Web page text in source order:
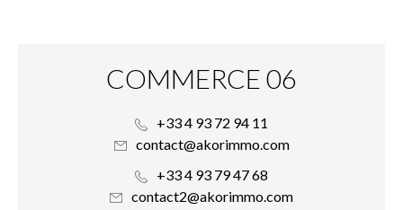
COMMERCE 06
+33 4 93 72 94 11
contact@akorimmo.com
+33 4 93 79 47 68
contact2@akorimmo.com